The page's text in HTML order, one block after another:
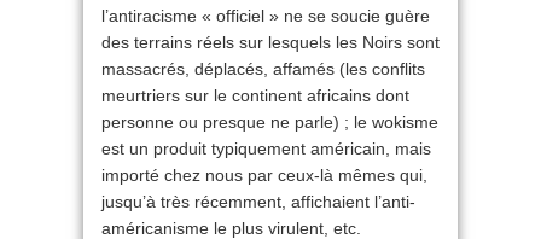
l’antiracisme « officiel » ne se soucie guère
des terrains réels sur lesquels les Noirs sont
massacrés, déplacés, affamés (les conflits
meurtriers sur le continent africains dont
personne ou presque ne parle) ; le wokisme
est un produit typiquement américain, mais
importé chez nous par ceux-là mêmes qui,
jusqu’à très récemment, affichaient l’anti-
américanisme le plus virulent, etc.